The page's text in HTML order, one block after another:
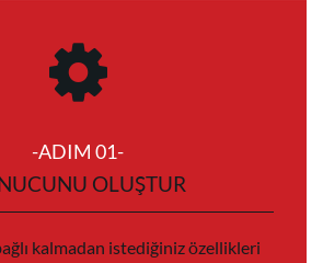
-ADIM 01-
OLUŞTUR
kalmadan istediğiniz özellikleri